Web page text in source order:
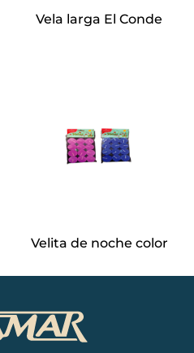
Vela larga El Conde
Velita de noche color